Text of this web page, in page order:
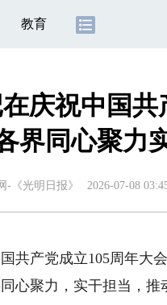
教育
祝中国共
界同心聚力
-《光明日报》 2026-07-08
产党成立105周年大
心聚力，实干担当，推